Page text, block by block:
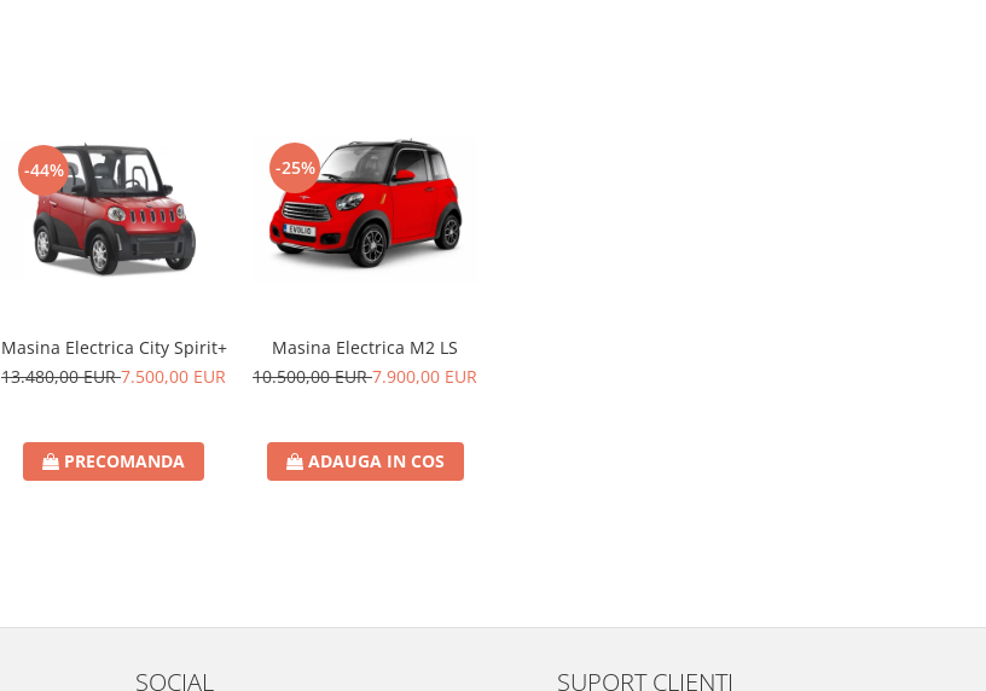
-44%
Masina Electrica City Spirit+
13.480,00 EUR7.500,00 EUR
PRECOMANDA
-25%
Masina Electrica M2 LS
10.500,00 EUR7.900,00 EUR
ADAUGA IN COS
SOCIAL SUPORT CLIENTI